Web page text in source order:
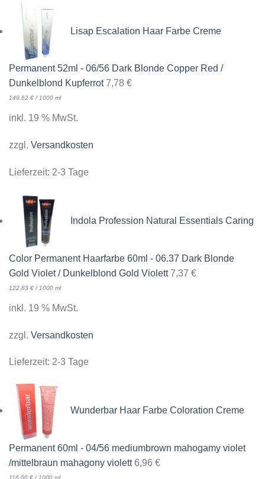
Lisap Escalation Haar Farbe Creme
Permanent 52ml - 06/56 Dark Blonde Copper Red /
Dunkelblond Kupferrot 7,78 €
149,62 €/1000 ml
inkl. 19 % MwSt.
zzgl. Versandkosten
Lieferzeit: 2-3 Tage
Indola Profession Natural Essentials Caring
Color Permanent Haarfarbe 60ml - 06.37 Dark Blonde
Gold Violet / Dunkelblond Gold Violett 7,37 €
122,83 € / 1000 ml
inkl. 19 % MwSt.
zzgl. Versandkosten
Lieferzeit: 2-3 Tage
Wunderbar Haar Farbe Coloration Creme
Permanent 60ml - 04/56 mediumbrown mahogamy violet
/mittelbraun mahagony violett 6,96 €
116,00 € / 1000 ml